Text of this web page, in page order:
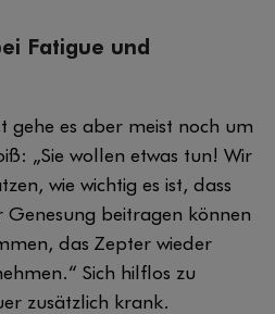
Fatigue und
gehe es aber meist noch um
„Sie wollen etwas tun! Wir
wie wichtig es ist, dass
Genesung beitragen können
das Zepter wieder
Sich hilflos zu
zusätzlich krank.